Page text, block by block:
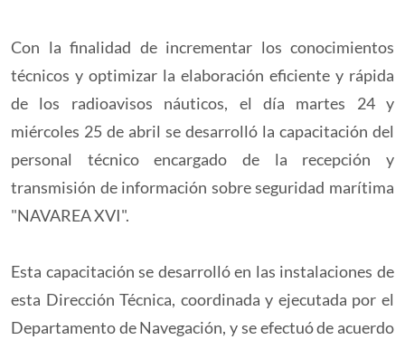
Con la finalidad de incrementar los conocimientos
técnicos y optimizar la elaboración eficiente y rápida
de los radioavisos náuticos, el día martes 24 y
miércoles 25 de abril se desarrolló la capacitación del
personal técnico encargado de la recepción y
transmisión de información sobre seguridad marítima
"NAVAREA XVI".
Esta capacitación se desarrolló en las instalaciones de
esta Dirección Técnica, coordinada y ejecutada por el
Departamento de Navegación, y se efectuó de acuerdo